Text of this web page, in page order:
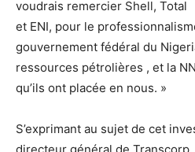
voudrais remercier Shell, Total
et ENI, pour le
gouvernement fédéral du
ressources pétrolières , et la
qu’ils ont placée en nous. »
S’exprimant au sujet de cet